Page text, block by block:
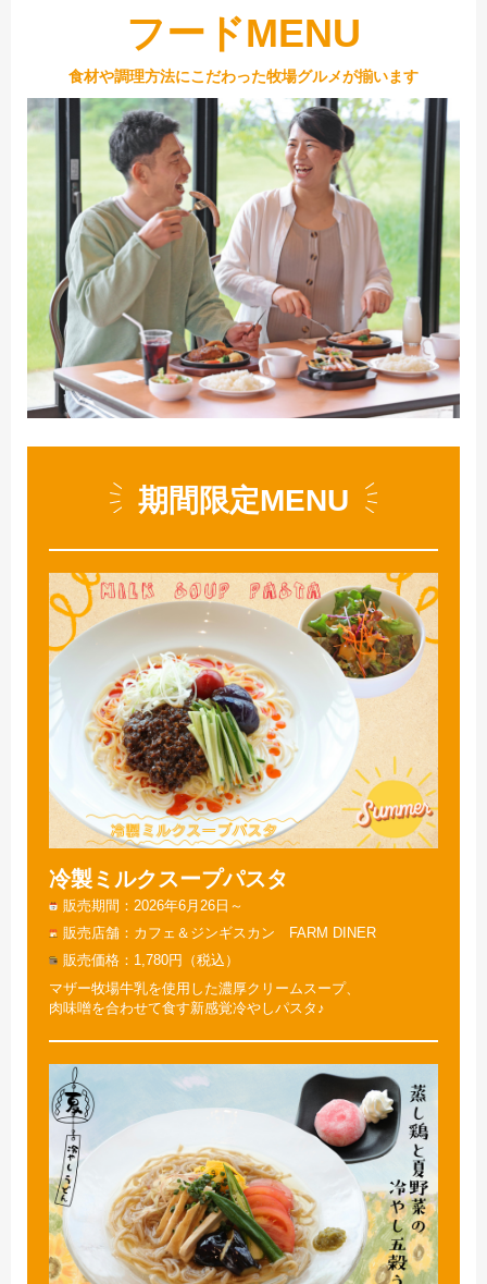
フードMENU
食材や調理方法にこだわった牧場グルメが揃います
期間限定MENU
冷製ミルクスープパスタ
販売期間
2026年6月26日～
販売店舗
カフェ＆ジンギスカン FARM DINER
販売価格
1,780円（税込）
マザー牧場牛乳を使用した濃厚クリームスープ、
肉味噌を合わせて食す新感覚冷やしパスタ♪